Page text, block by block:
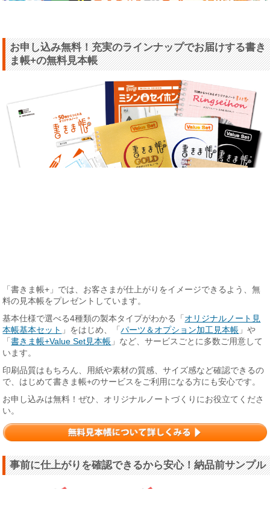
お申し込み無料！充実のラインナップでお届けする書き
ま帳+の無料見本帳
「書きま帳+」では、お客さまが仕上がりをイメージできるよう、無
料の見本帳をプレゼントしています。
基本仕様で選べる4種類の製本タイプがわかる「 オリジナルノート見
本帳基本セット 」をはじめ、「パーツ＆オプション加工見本帳 」や
「書きま帳+Value Set見本帳 」など、サービスごとに多数ご用意して
います。
印刷品質はもちろん、用紙や素材の質感、サイズ感など確認できるの
で、はじめて書きま帳+のサービスをご利用になる方にも安心です。
お申し込みは無料！ぜひ、オリジナルノートづくりにお役立てくださ
い。
事前に仕上がりを確認できるから安心！納品前サンプル